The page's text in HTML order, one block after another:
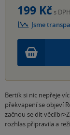
199 Kč s DPH
Jsme
Bertík si nic nepřeje
překvapení se objeví
začnou se dít
rozhlas připravila a